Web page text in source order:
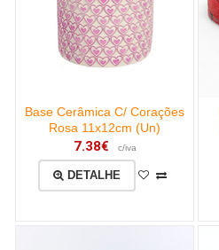
Base Cerâmica C/ Corações
Rosa 11x12cm (Un)
7.38€ c/iva
DETALHE